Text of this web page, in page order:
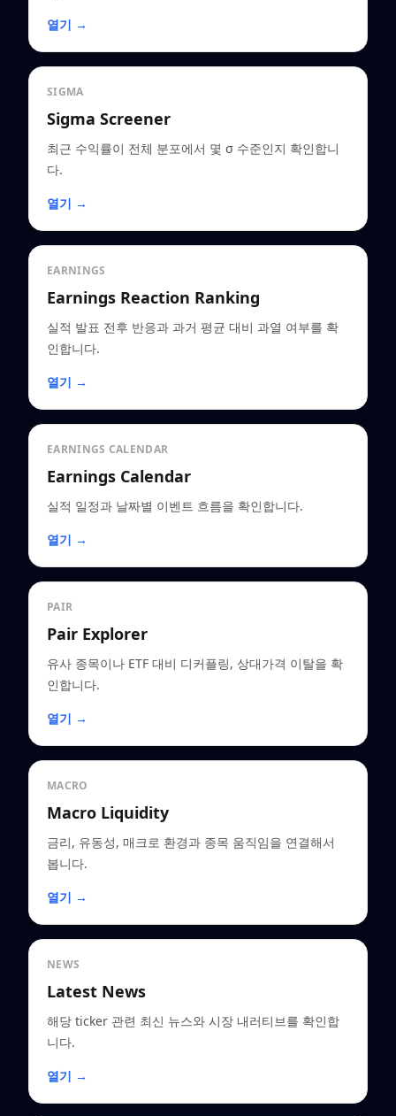
열기 →
SIGMA
Sigma Screener
최근 수익률이 전체 분포에서 몇 σ 수준인지 확인합니
다.
열기 →
EARNINGS
Earnings Reaction Ranking
실적 발표 전후 반응과 과거 평균 대비 과열 여부를 확
인합니다.
열기 →
EARNINGS CALENDAR
Earnings Calendar
실적 일정과 날짜별 이벤트 흐름을 확인합니다.
열기 →
PAIR
Pair Explorer
유사 종목이나 ETF 대비 디커플링, 상대가격 이탈을 확
인합니다.
열기 →
MACRO
Macro Liquidity
금리, 유동성, 매크로 환경과 종목 움직임을 연결해서
봅니다.
열기 →
NEWS
Latest News
해당 ticker 관련 최신 뉴스와 시장 내러티브를 확인합
니다.
열기 →